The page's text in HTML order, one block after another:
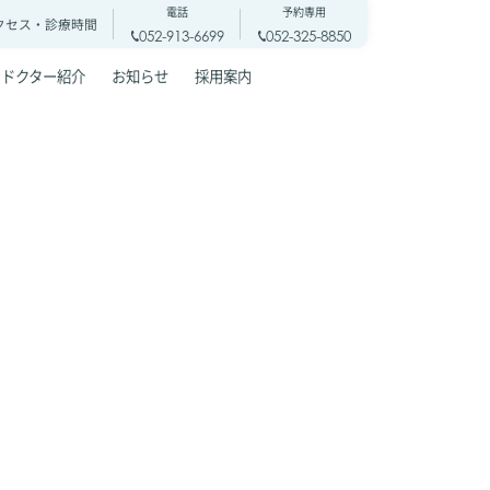
セス・診療時間
電話
052-913-6699
予約専用
052-325-8850
ドクター紹介 お知らせ 採用案内